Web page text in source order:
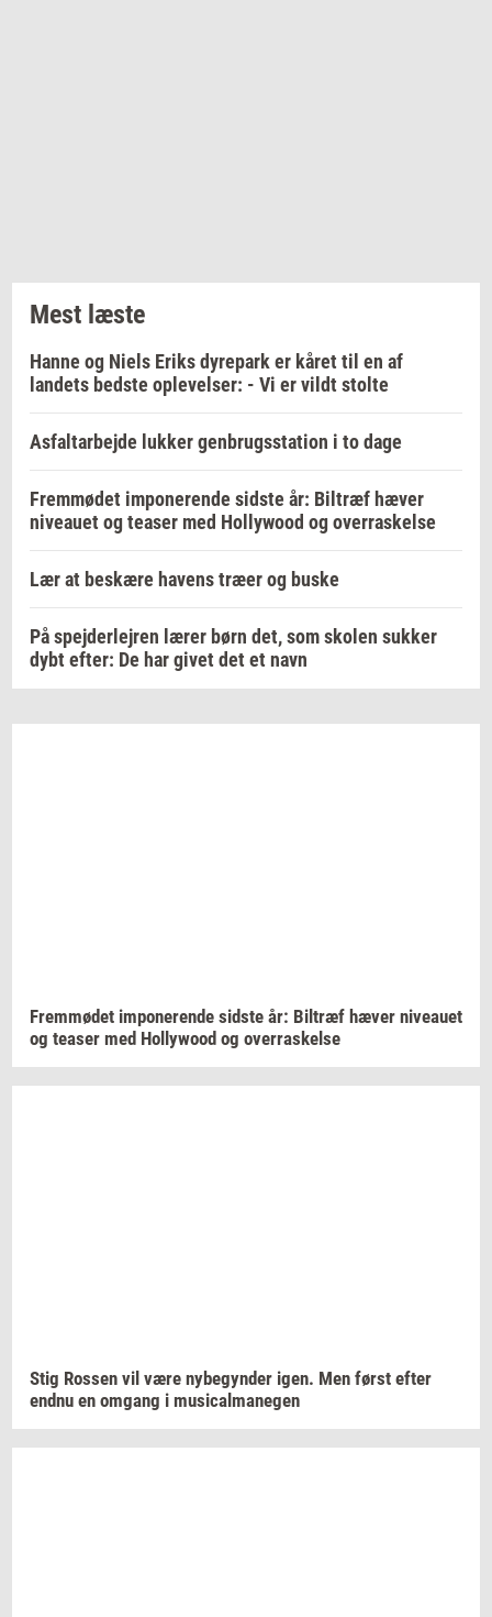
Mest læste
Hanne og Niels Eriks dyrepark er kåret til en af
landets bedste oplevelser: - Vi er vildt stolte
Asfaltarbejde lukker genbrugsstation i to dage
Fremmødet imponerende sidste år: Biltræf hæver
niveauet og teaser med Hollywood og overraskelse
Lær at beskære havens træer og buske
På spejderlejren lærer børn det, som skolen sukker
dybt efter: De har givet det et navn
Frem­mø­det im­po­ne­ren­de sid­ste år: Bil­træf hæver ni­veau­et
og tea­ser med Hol­lywood og over­ra­skel­se
Stig Ros­sen vil være ny­be­gyn­der igen. Men først efter
endnu en om­gang i mu­si­cal­ma­ne­gen